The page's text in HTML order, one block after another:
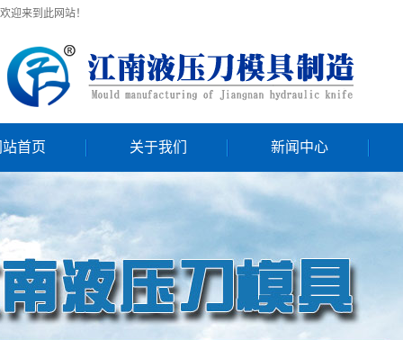
欢迎来到此网站！
首页 关于我们 新闻中心